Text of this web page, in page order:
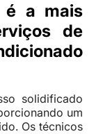
é a mais
de
solidificado
um
Os técnicos